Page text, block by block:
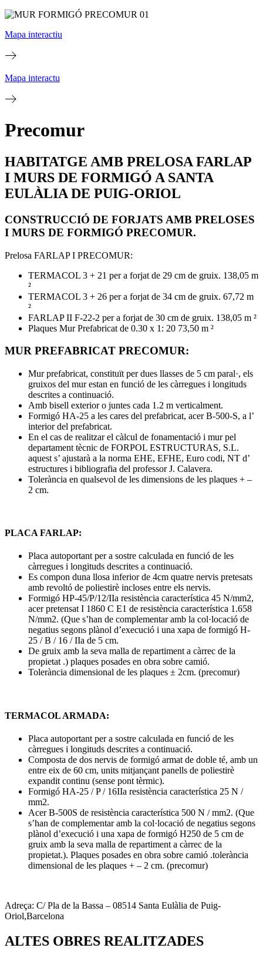
Mapa interactiu
Mapa interactu
Precomur
HABITATGE AMB PRELOSA FARLAP
I MURS DE FORMIGÓ A SANTA
EULÀLIA DE PUIG-ORIOL
CONSTRUCCIÓ DE FORJATS AMB PRELOSES
I MURS DE FORMIGÓ PRECOMUR.
Prelosa FARLAP I PRECOMUR:
TERMACOL 3 + 21 per a forjat de 29 cm de gruix. 138,05 m
²
TERMACOL 3 + 26 per a forjat de 34 cm de gruix. 67,72 m
²
FARLAP II F-22-2 per a forjat de 30 cm de gruix. 138,05 m ²
Plaques Mur Prefabricat de 0.30 x 1: 20 73,50 m ²
MUR PREFABRICAT PRECOMUR:
Mur prefabricat, constituït per dues llasses de 5 cm paral·, els
gruixos del mur estan en funció de les càrregues i longituds
descrites a continuació.
Amb bisell exterior o juntes cada 1.2 m verticalment.
Formigó HA-25 a les cares del prefabricat, acer B-500-S, a l’
interior del prefabricat.
En el cas de realitzar el càlcul de fonamentació i mur pel
departament tècnic de FORPOL ESTRUCTURAS, S.L.
aquest s’ ajustarà a la norma EHE, EFHE, Euro codi, NT d’
estructures i bibliografia del professor J. Calavera.
Tolerància en qualsevol de les dimensions de les plaques + –
2 cm.
PLACA FARLAP:
Placa autoportant per a sostre calculada en funció de les
càrregues i longituds descrites a continuació.
Es compon duna llosa inferior de 4cm quatre nervis pretesats
amb revoltó de poliestirè incloses entre els nervis.
Formigó HP-45/P/12/IIa resistència característica 45 N/mm2,
acer pretensat I 1860 C E1 de resistència característica 1.658
N/mm2. (Que s’han de complementar amb la col·locació de
negatius segons plànol d’execució i una xapa de formigó H-
25 / B / 16 / IIa de 5 cm.
De gruix amb la seva malla de repartiment a càrrec de la
propietat .) plaques posades en obra sobre camió.
Tolerància dimensional de les plaques ± 2cm. (precomur)
TERMACOL ARMADA:
Placa autoportant per a sostre calculada en funció de les
càrregues i longituds descrites a continuació.
Composta de dos nervis de formigó armat de doble té, amb un
entre eix de 60 cm, units mitjançant panells de poliestirè
expandit continu (sense pont tèrmic).
Formigó HA-25 / P / 16IIa resistència característica 25 N /
mm2.
Acer B-500S de resistència característica 500 N / mm2. (Que
s’han de complementar amb la col·locació de negatius segons
plànol d’execució i una xapa de formigó H250 de 5 cm de
gruix amb la seva malla de repartiment a càrrec de la
propietat.). Plaques posades en obra sobre camió .tolerància
dimensional de les plaques + – 2 cm. (precomur)
Adreça: C/ Pla de la Bassa – 08514 Santa Eulàlia de Puig-
Oriol,Barcelona
ALTES OBRES REALITZADES